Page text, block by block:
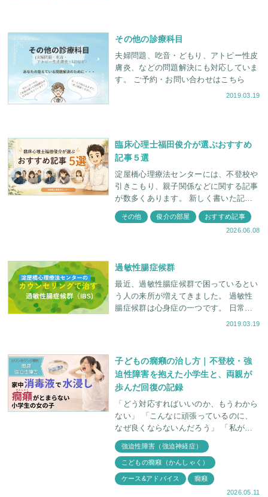
その他の診療科目
夫婦問題、吃音・どもり、アトピー性皮
膚炎、などの問題解決にも対応していま
す。 ご予約・お問い合わせはこちら
2019.03.19
臨床心理士福田俊介が選ぶおすすめ
記事５選
淀屋橋心理療法センターには、不登校や
引きこもり、親子関係などに関する記事
が数多くあります。 新しく書いた記事
のみでなく、過去に書かれた記事もぜひ
読んでいただきたいということで、今回
その他 俊介の部屋
おすすめ記事
2026.06.08
過敏性腸症候群
最近、過敏性腸症候群で困っているとい
う人の来所が増えてきました。 過敏性
腸症候群は心身症の一つです。 日常生
活に支障がでるため本人は大変困ってい
2019.03.19
子どもの癇癪の治し方｜不登校・強
迫性障害を抱えた小学生と、両親が
歩んだ回復の記録
「どう対応すればいいのか、もうわから
ない」 「こんなに頑張っているのに、
なぜ良くならないんだろう」 「私が何
か間違えたのかな......」 子どもの癇癪
や不登校に向き合うとき、親御さんの心
に
強迫性障害（強迫神経症）
こどもの癇癪（かんしゃく）
ケース&アドバイス
癇癪
2026.05.11